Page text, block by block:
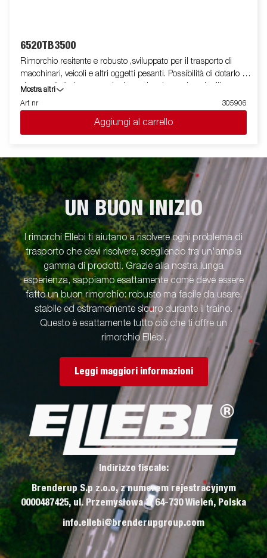
6520TB3500
Rimorchio resitente e robusto ,sviluppato per il trasporto di
macchinari, veicoli e altri oggetti pesanti. Possibilità di dotarlo di
sistema di ribaltamento che lo rende adatto ad ogni utilizzo
mediante la combinazione di diversi accessori Le immagini
sono solo a scopo illustrativo e possono mostrare attrezzature
Mostra altri
Art nr
305906
Aggiungi al carrello
UN BUON INIZIO
I rimorchi Ellebi ti aiutano a risolvere ogni problema di
trasporto che devi risolvere, scegliendo tra un'ampia
gamma di prodotti. Grazie alla nostra lunga
esperienza, sappiamo esattamente come deve essere
fatto un buon rimorchio: robusto ma facile da usare,
stabile ed estramemente sicuro durante il traino.
Questo è esattamente tutto ciò che ti offre un
rimorchio Ellebi.
Leggi maggiori informazioni
Indirizzo fiscale:
Brenderup S.p z.o.o, z numerem rejestracyjnym
0000487425, ul. Przemysłowa 3, 64-730 Wieleń, Polska
info.ellebi@brenderupgroup.com